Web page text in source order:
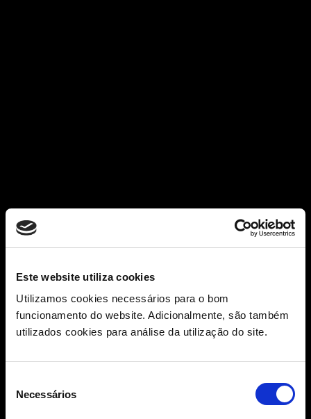
Este website utiliza cookies
Utilizamos cookies necessários para o bom
funcionamento do website. Adicionalmente, são também
utilizados cookies para análise da utilização do site.
Necessários